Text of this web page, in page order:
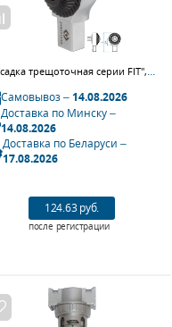
Насадка трещоточная серии FIT", 3/8"", 9х12 мм KING TONY 34503103R"""
Самовывоз –14.08.2026
Доставка по Минску –
14.08.2026
Доставка по Беларуси –
17.08.2026
124.63 руб.
после регистрации